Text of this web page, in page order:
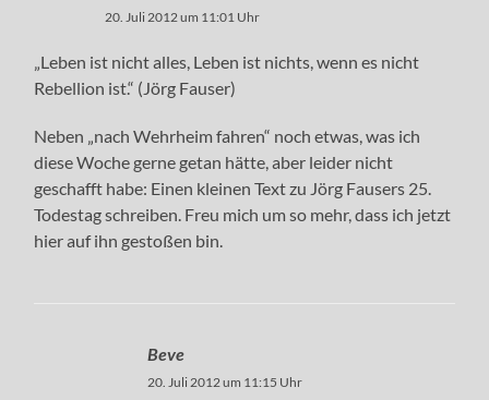
20. Juli 2012 um 11:01 Uhr
„Leben ist nicht alles, Leben ist nichts, wenn es nicht
Rebellion ist.“ (Jörg Fauser)
Neben „nach Wehrheim fahren“ noch etwas, was ich
diese Woche gerne getan hätte, aber leider nicht
geschafft habe: Einen kleinen Text zu Jörg Fausers 25.
Todestag schreiben. Freu mich um so mehr, dass ich jetzt
hier auf ihn gestoßen bin.
Beve
20. Juli 2012 um 11:15 Uhr